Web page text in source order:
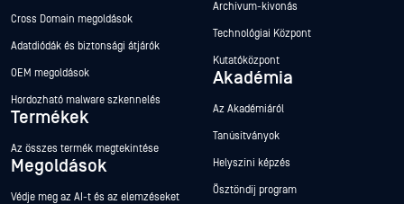
Cross Domain megoldások
Adatdiódák és biztonsági átjárók
OEM megoldások
Hordozható malware szkennelés
Termékek
Az összes termék megtekintése
Megoldások
Védje meg az AI-t és az elemzéseket
Archívum-kivonás
Technológiai Központ
Kutatóközpont
Akadémia
Az Akadémiáról
Tanúsítványok
Helyszíni képzés
Ösztöndíj program